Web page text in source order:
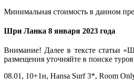
Минимальная стоимость в данном
Шри Ланка 8 января 2023 года
Внимание! Далее в тексте статьи
размещения уточняйте в поиске
08.01, 10+1н, Hansa Surf 3*, Room